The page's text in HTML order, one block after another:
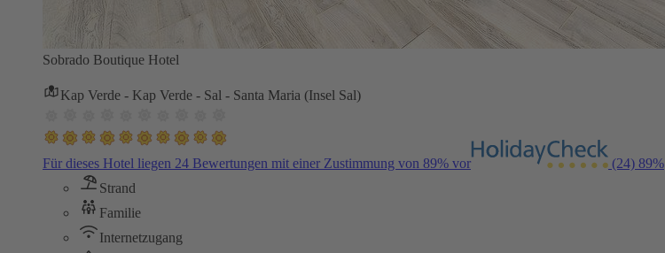
Sobrado Boutique Hotel
Kap Verde - Kap Verde - Sal - Santa Maria (Insel Sal)
Für dieses Hotel liegen 24 Bewertungen mit einer Zustimmung von 89% vor (24) 89%
Strand
Familie
Internetzugang